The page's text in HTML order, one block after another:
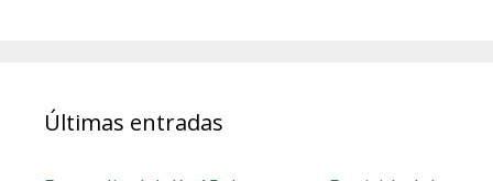
Últimas entradas